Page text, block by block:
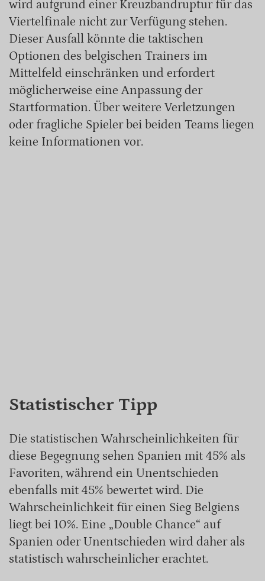
wird aufgrund einer Kreuzbandruptur für das
Viertelfinale nicht zur Verfügung stehen.
Dieser Ausfall könnte die taktischen
Optionen des belgischen Trainers im
Mittelfeld einschränken und erfordert
möglicherweise eine Anpassung der
Startformation. Über weitere Verletzungen
oder fragliche Spieler bei beiden Teams liegen
keine Informationen vor.
Statistischer Tipp
Die statistischen Wahrscheinlichkeiten für
diese Begegnung sehen Spanien mit 45% als
Favoriten, während ein Unentschieden
ebenfalls mit 45% bewertet wird. Die
Wahrscheinlichkeit für einen Sieg Belgiens
liegt bei 10%. Eine „Double Chance“ auf
Spanien oder Unentschieden wird daher als
statistisch wahrscheinlicher erachtet.